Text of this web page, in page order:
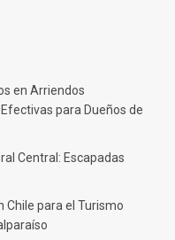
en Arriendos
para Dueños de
Central: Escapadas
Chile para el Turismo